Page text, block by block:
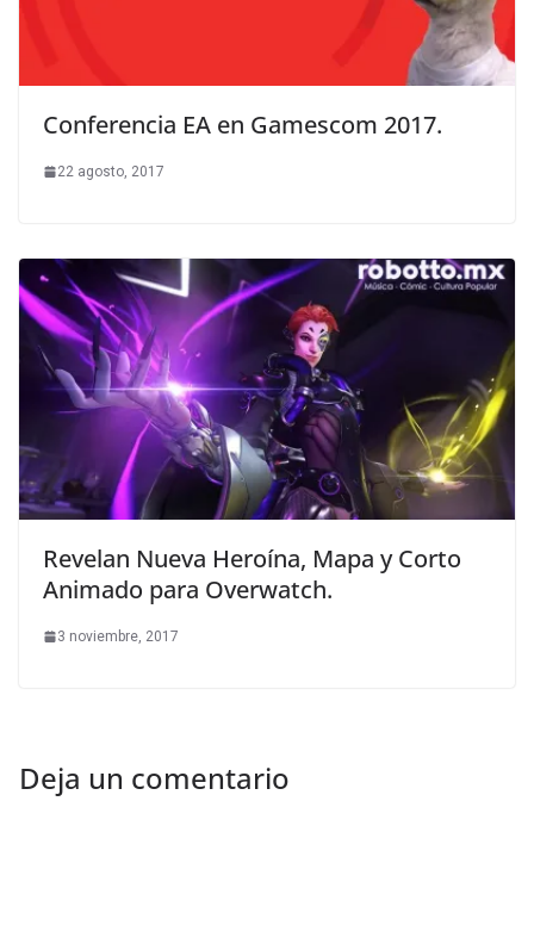
Conferencia EA en Gamescom 2017.
22 agosto, 2017
Revelan Nueva Heroína, Mapa y Corto
Animado para Overwatch.
3 noviembre, 2017
Deja un comentario